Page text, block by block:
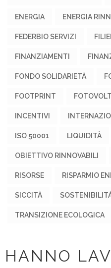
ENERGIA ENERGIA
FEDERBIO SERVIZI
FINANZIAMENTI
FONDO SOLIDARIETÀ
FOOTPRINT
INCENTIVI
ISO 50001 LIQUIDITÀ
OBIETTIVO RINNOVABILI
RISORSE RISPARMIO
SICCITÀ
TRANSIZIONE ECOLOGICA
HANNO